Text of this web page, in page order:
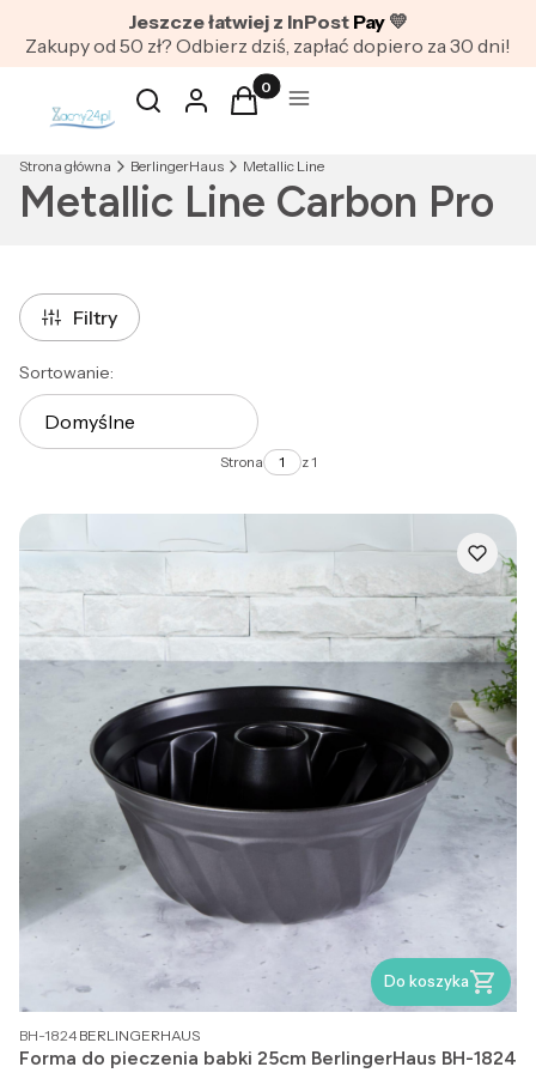
Jeszcze łatwiej z InPost Pay 💛
Zakupy od 50 zł? Odbierz dziś, zapłać dopiero za 30 dni!
Otwórz wyszukiwarkę
Szukaj Zaloguj sięProdukty w koszyku: 0. Zobacz
KoszykMenu
Strona główna BerlingerHaus Metallic Line
Metallic Line Carbon Pro
Filtry
Lista produktów
Sortowanie:
Domyślne
Strona z 1
Do koszyka
BH-1824 PRODUCENT
BERLINGERHAUS
Forma do pieczenia babki 25cm BerlingerHaus BH-1824